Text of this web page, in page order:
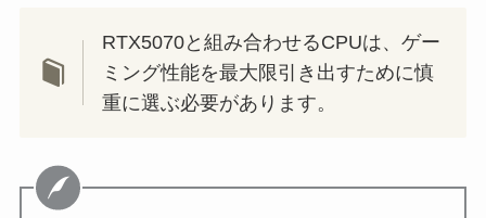
RTX5070と組み合わせるCPUは、ゲー
ミング性能を最大限引き出すために慎
重に選ぶ必要があります。